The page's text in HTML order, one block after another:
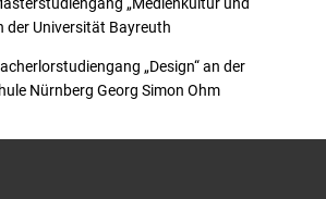
der Universität Bayreuth
„Design“ an der
Nürnberg Georg Simon Ohm